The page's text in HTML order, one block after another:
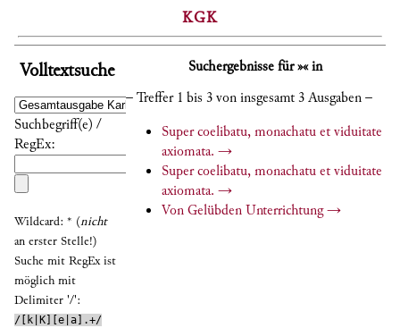
KGK
Volltextsuche
Suchbegriff(e) /
RegEx:
Wildcard: * (nicht
an erster Stelle!)
Suche mit RegEx ist
möglich mit
Delimiter '/':
/[k|K][e|a].+/
Suchergebnisse für »« in
– Treffer 1 bis 3 von insgesamt 3 Ausgaben –
Super coelibatu, monachatu et viduitate
axiomata. →
Super coelibatu, monachatu et viduitate
axiomata. →
Von Gelübden Unterrichtung→